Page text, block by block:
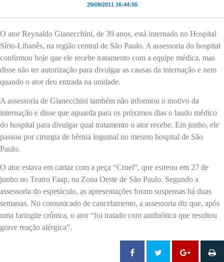
29/09/2011 16:44:55
O ator Reynaldo Gianecchini, de 39 anos, está internado no Hospital
Sírio-Libanês, na região central de São Paulo. A assessoria do hospital
confirmou hoje que ele recebe tratamento com a equipe médica, mas
disse não ter autorização para divulgar as causas da internação e nem
quando o ator deu entrada na unidade.
A assessoria de Gianecchini também não informou o motivo da
internação e disse que aguarda para os próximos dias o laudo médico
do hospital para divulgar qual tratamento o ator recebe. Em junho, ele
passou por cirurgia de hérnia inguinal no mesmo hospital de São
Paulo.
O ator estava em cartaz com a peça “Cruel”, que estreou em 27 de
junho no Teatro Faap, na Zona Oeste de São Paulo. Segundo a
assessoria do espetáculo, as apresentações foram suspensas há duas
semanas. No comunicado de cancelamento, a assessoria diz que, após
uma faringite crônica, o ator “foi tratado com antibiótico que resultou
grave reação alérgica”.